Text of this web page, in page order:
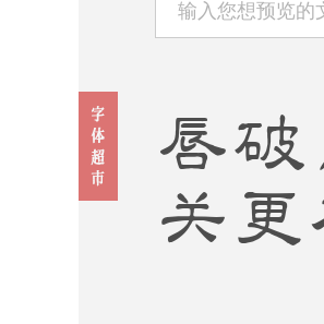
唇
关